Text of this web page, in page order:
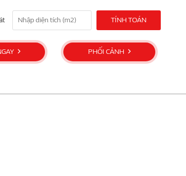
TÍNH TOÁN
PHỐI CẢNH